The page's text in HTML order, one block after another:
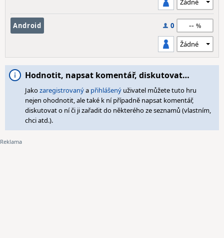
Android 0 --
Hodnotit, napsat komentář, diskutovat…
Jakozaregistrovanýa přihlášený uživatel můžete tuto hru
nejen ohodnotit, ale také k ní případně napsat komentář,
diskutovat o ní či ji zařadit do některého ze seznamů (vlastním,
chci atd.).